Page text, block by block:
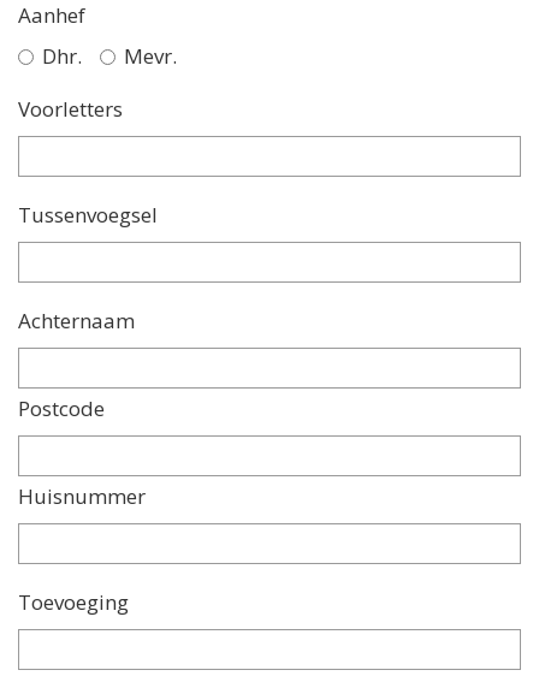
Aanhef
Dhr.
Mevr.
Voorletters
Tussenvoegsel
Achternaam
Postcode
Huisnummer
Toevoeging